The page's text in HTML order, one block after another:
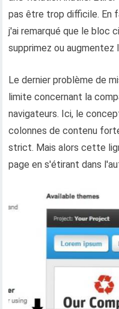
pas être trop difficile. En
j'ai remarqué que le bloc
supprimez ou
Le dernier problème de
limite concernant la
navigateurs. Ici, le
colonnes de contenu
strict. Mais alors cette
page en s'étirant dans